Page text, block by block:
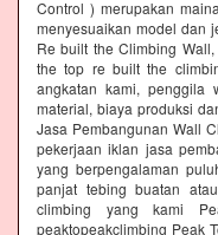
Control ) merupakan
menyesuaikan model dan
Re built the Climbing
the top re built the
angkatan kami, penggila
material, biaya produksi
Jasa Pembangunan Wall
pekerjaan iklan jasa
yang berpengalaman
panjat tebing buatan
climbing yang kami
peaktopeakclimbing Peak